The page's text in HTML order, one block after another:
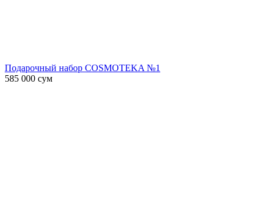
Подарочный набор COSMOTEKA №1
585 000 сум